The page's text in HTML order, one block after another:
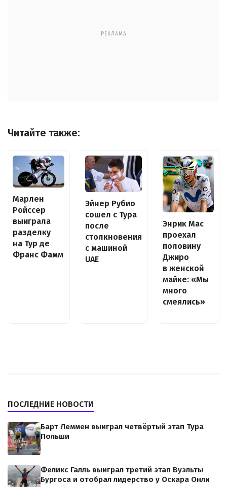
РЕКЛАМА
Читайте также:
Марлен
Ройссер
выиграла
разделку
на Тур де
Франс Фамм
Эйнер Рубио
сошел с Тура
после
столкновения
с машиной
UAE
Энрик Мас
проехал
половину
Джиро
в женской
майке: «Мы
много
смеялись»
ПОСЛЕДНИЕ НОВОСТИ
Барт Леммен выиграл четвёртый этап Тура
Польши
Феликс Галль выиграл третий этап Вуэльты
Бургоса и отобрал лидерство у Оскара Онли